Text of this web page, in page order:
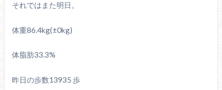
それではまた明日。
体重86.4kg(±0kg)
体脂肪33.3%
昨日の歩数13935 歩